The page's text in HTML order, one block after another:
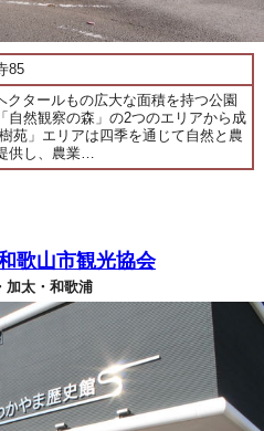
85
クタールもの広大な面積を持つ公園
自然観察の森」の2つのエリアから成
苑」エリアは四季を通じて自然と農
供し、農業…
歌山市観光協会
加太・和歌浦